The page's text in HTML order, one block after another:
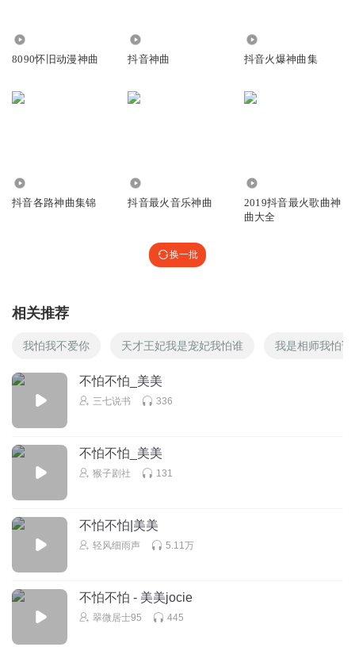
8090怀旧动漫神曲 抖音神曲 抖音火爆神曲集
抖音各路神曲集锦 抖音最火音乐神曲
2019抖音最火歌曲神
曲大全
换一批
相关推荐
我怕我不爱你 天才王妃我是宠妃我怕谁 我是相师我怕谁
不怕不怕_美美
三七说书 336
不怕不怕_美美
猴子剧社 131
不怕不怕|美美
轻风细雨声 5.11万
不怕不怕 - 美美jocie
翠微居士95 445